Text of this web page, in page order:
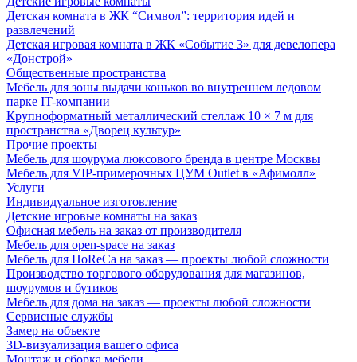
Детская комната в ЖК “Символ”: территория идей и
развлечений
Детская игровая комната в ЖК «Событие 3» для девелопера
«Донстрой»
Общественные пространства
Мебель для зоны выдачи коньков во внутреннем ледовом
парке IT-компании
Крупноформатный металлический стеллаж 10 × 7 м для
пространства «Дворец культур»
Прочие проекты
Мебель для шоурума люксового бренда в центре Москвы
Мебель для VIP-примерочных ЦУМ Outlet в «Афимолл»
Услуги
Индивидуальное изготовление
Детские игровые комнаты на заказ
Офисная мебель на заказ от производителя
Мебель для open-space на заказ
Мебель для HoReCa на заказ — проекты любой сложности
Производство торгового оборудования для магазинов,
шоурумов и бутиков
Мебель для дома на заказ — проекты любой сложности
Сервисные службы
Замер на объекте
3D-визуализация вашего офиса
Монтаж и сборка мебели